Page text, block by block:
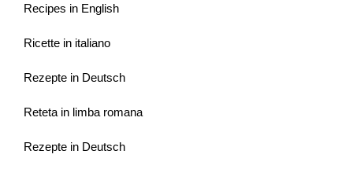
Recipes in English
Ricette in italiano
Rezepte in Deutsch
Reteta in limba romana
Rezepte in Deutsch